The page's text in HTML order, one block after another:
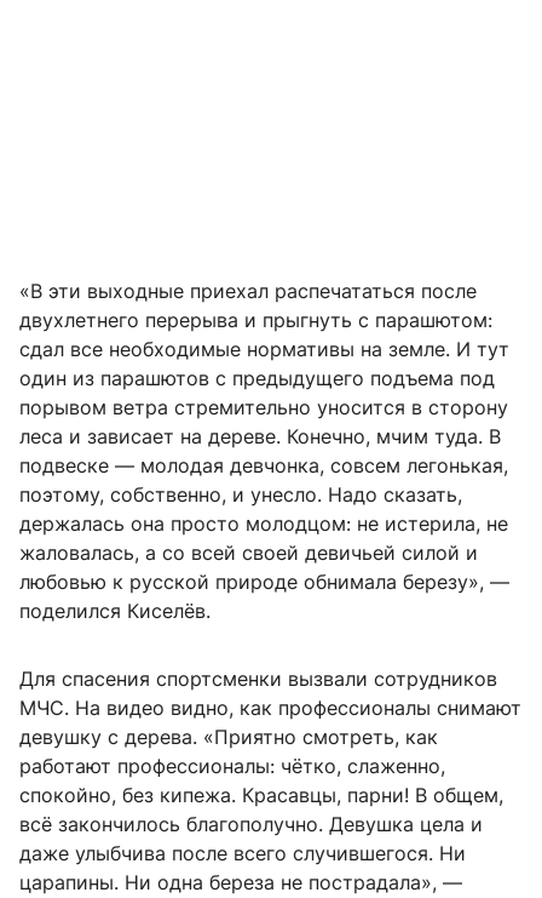
«В эти выходные приехал распечататься после
двухлетнего перерыва и прыгнуть с парашютом:
сдал все необходимые нормативы на земле. И тут
один из парашютов с предыдущего подъема под
порывом ветра стремительно уносится в сторону
леса и зависает на дереве. Конечно, мчим туда. В
подвеске — молодая девчонка, совсем легонькая,
поэтому, собственно, и унесло. Надо сказать,
держалась она просто молодцом: не истерила, не
жаловалась, а со всей своей девичьей силой и
любовью к русской природе обнимала березу», —
поделился Киселёв.
Для спасения спортсменки вызвали сотрудников
МЧС. На видео видно, как профессионалы снимают
девушку с дерева. «Приятно смотреть, как
работают профессионалы: чётко, слаженно,
спокойно, без кипежа. Красавцы, парни! В общем,
всё закончилось благополучно. Девушка цела и
даже улыбчива после всего случившегося. Ни
царапины. Ни одна береза не пострадала», —